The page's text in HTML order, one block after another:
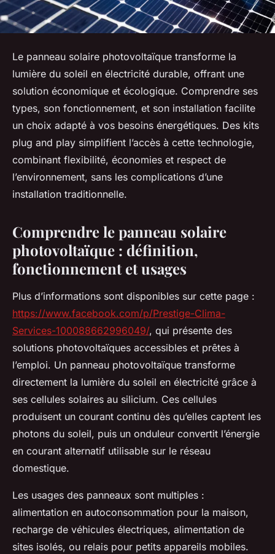
Le panneau solaire photovoltaïque transforme la
lumière du soleil en électricité durable, offrant une
solution économique et écologique. Comprendre ses
types, son fonctionnement, et son installation facilite
un choix adapté à vos besoins énergétiques. Des kits
plug and play simplifient l’accès à cette technologie,
combinant flexibilité, économies et respect de
l’environnement, sans les complications d’une
installation traditionnelle.
Comprendre le panneau solaire
photovoltaïque : définition,
fonctionnement et usages
Plus d’informations sont disponibles sur cette page :
https://www.facebook.com/p/Prestige-Clima-
Services-100088662996049/, qui présente des
solutions photovoltaïques accessibles et prêtes à
l’emploi. Un panneau photovoltaïque transforme
directement la lumière du soleil en électricité grâce à
ses cellules solaires au silicium. Ces cellules
produisent un courant continu dès qu’elles captent les
photons du soleil, puis un onduleur convertit l’énergie
en courant alternatif utilisable sur le réseau
domestique.
Les usages des panneaux sont multiples :
alimentation en autoconsommation pour la maison,
recharge de véhicules électriques, alimentation de
sites isolés, ou relais pour petits appareils mobiles.